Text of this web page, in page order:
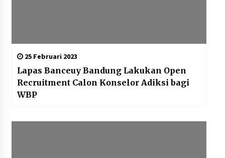
25 Februari 2023
Lapas Banceuy Bandung Lakukan Open
Recruitment Calon Konselor Adiksi bagi
WBP